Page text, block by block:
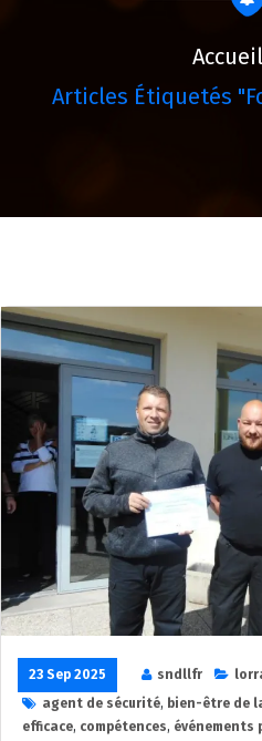
Accueil
Articles Étiquetés
23 Sep 2025 sndllfr
agent de sécurité, bien-être de
efficace, compétences, événements